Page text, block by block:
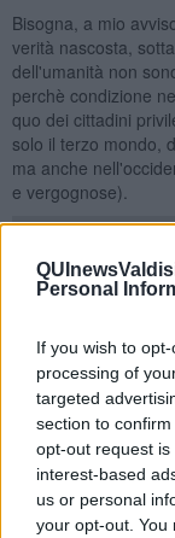
Personal
If you wish to
processing of
targeted
section to
opt-out request
interest-based
us or personal
your opt-out. You
Bisogna, a mio
verità nascosta,
dell'umanità non
perchè condizione
quo dei cittadini
solo il terzo mondo,
ma anche
e vergognose).
Ci sono segnali
Ma come si
Come sempre con
convenzionali. Fra
sempre maggiore
amplificata dalla
uccidono
coscienze. Ci fanno